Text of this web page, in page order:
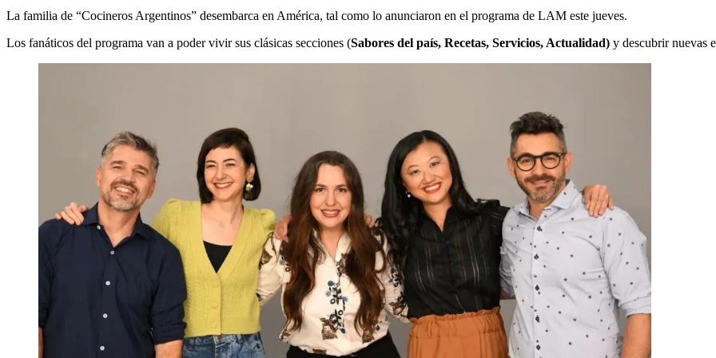
La familia de “Cocineros Argentinos” desembarca en América, tal como lo anunciaron en el programa de LAM este jueves.
Los fanáticos del programa van a poder vivir sus clásicas secciones (Sabores del país, Recetas, Servicios, Actualidad) y descubrir nuevas